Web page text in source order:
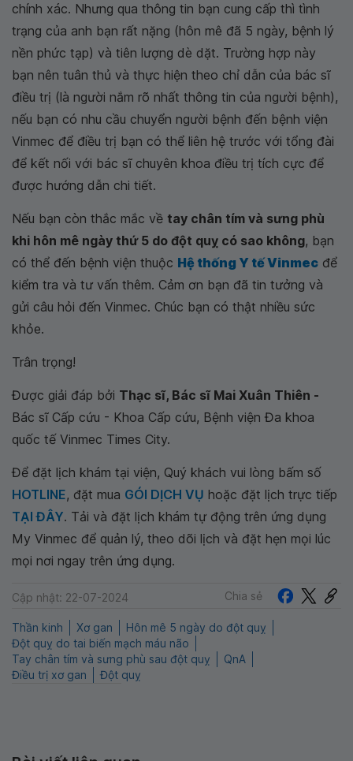
chính xác. Nhưng qua thông tin bạn cung cấp thì tình
trạng của anh bạn rất nặng (hôn mê đã 5 ngày, bệnh lý
nền phức tạp) và tiên lượng dè dặt. Trường hợp này
bạn nên tuân thủ và thực hiện theo chỉ dẫn của bác sĩ
điều trị (là người nắm rõ nhất thông tin của người bệnh),
nếu bạn có nhu cầu chuyển người bệnh đến bệnh viện
Vinmec để điều trị bạn có thể liên hệ trước với tổng đài
để kết nối với bác sĩ chuyên khoa điều trị tích cực để
được hướng dẫn chi tiết.
Nếu bạn còn thắc mắc về tay chân tím và sưng phù
khi hôn mê ngày thứ 5 do đột quỵ có sao không, bạn
có thể đến bệnh viện thuộc Hệ thống Y tế Vinmec để
kiểm tra và tư vấn thêm. Cảm ơn bạn đã tin tưởng và
gửi câu hỏi đến Vinmec. Chúc bạn có thật nhiều sức
khỏe.
Trân trọng!
Được giải đáp bởi Thạc sĩ, Bác sĩ Mai Xuân Thiên -
Bác sĩ Cấp cứu - Khoa Cấp cứu, Bệnh viện Đa khoa
quốc tế Vinmec Times City.
Để đặt lịch khám tại viện, Quý khách vui lòng bấm số
HOTLINE, đặt mua GÓI DỊCH VỤ hoặc đặt lịch trực tiếp
TẠI ĐÂY. Tải và đặt lịch khám tự động trên ứng dụng
My Vinmec để quản lý, theo dõi lịch và đặt hẹn mọi lúc
mọi nơi ngay trên ứng dụng.
Cập nhật: 22-07-2024 Chia sẻ
Thần kinh Xơ gan
Hôn mê 5 ngày do đột quỵ
Đột quỵ do tai biến mạch máu não
Tay chân tím và sưng phù sau đột quỵ
QnA
Điều trị xơ gan
Đột quỵ